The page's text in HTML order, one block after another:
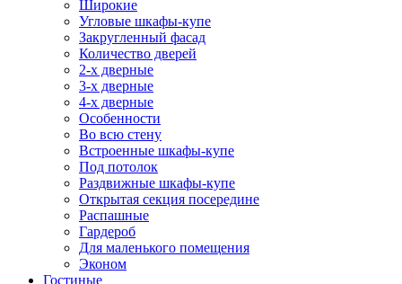
Широкие
Угловые шкафы-купе
Закругленный фасад
Количество дверей
2-х дверные
3-х дверные
4-х дверные
Особенности
Во всю стену
Встроенные шкафы-купе
Под потолок
Раздвижные шкафы-купе
Открытая секция посередине
Распашные
Гардероб
Для маленького помещения
Эконом
Гостиные